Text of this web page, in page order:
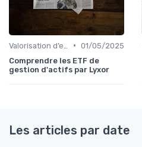
• 01/05/2025
Comprendre les ETF de
gestion d'actifs par Lyxor
Les articles par date